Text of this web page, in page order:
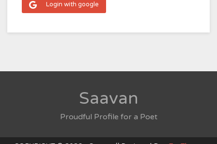
Login with google
Saavan
Proudful Profile for a Poet